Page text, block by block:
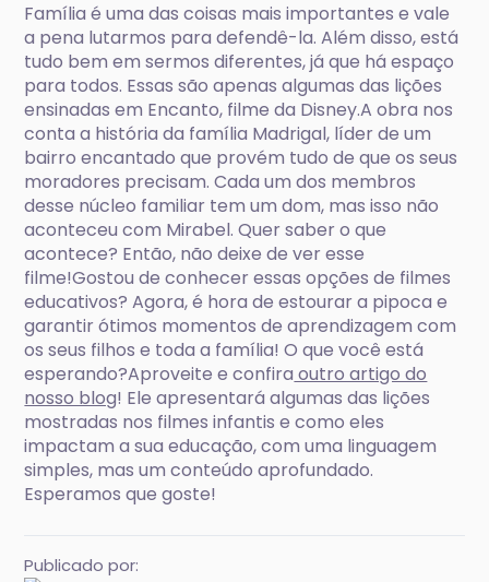
Família é uma das coisas mais importantes e vale
a pena lutarmos para defendê-la. Além disso, está
tudo bem em sermos diferentes, já que há espaço
para todos. Essas são apenas algumas das lições
ensinadas em Encanto, filme da Disney.A obra nos
conta a história da família Madrigal, líder de um
bairro encantado que provém tudo de que os seus
moradores precisam. Cada um dos membros
desse núcleo familiar tem um dom, mas isso não
aconteceu com Mirabel. Quer saber o que
acontece? Então, não deixe de ver esse
filme!Gostou de conhecer essas opções de filmes
educativos? Agora, é hora de estourar a pipoca e
garantir ótimos momentos de aprendizagem com
os seus filhos e toda a família! O que você está
esperando?Aproveite e confira outro artigo do
nosso blog! Ele apresentará algumas das lições
mostradas nos filmes infantis e como eles
impactam a sua educação, com uma linguagem
simples, mas um conteúdo aprofundado.
Esperamos que goste!
Publicado por: